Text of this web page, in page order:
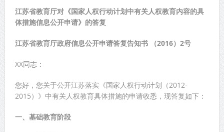
江苏省教育厅对《国家人权行动计划中有关人权教育内容的具
体措施信息公开申请》的答复
江苏省教育厅政府信息公开申请答复告知书 （2016）2号
XX同志：
您好，您关于公开江苏落实《国家人权行动计划（2012-
2015）》中有关人权教育具体措施的申请收悉，现答复如下：
一、基础教育阶段